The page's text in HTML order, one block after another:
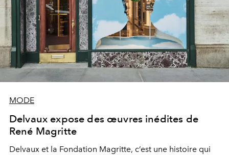
MODE
Delvaux expose des œuvres inédites de
René Magritte
Delvaux et la Fondation Magritte, c’est une histoire qui